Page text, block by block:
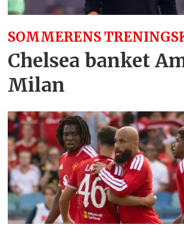
SOMMERENS
Chelsea banket
Milan